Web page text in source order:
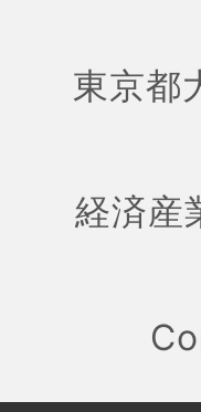
東京都
経済産